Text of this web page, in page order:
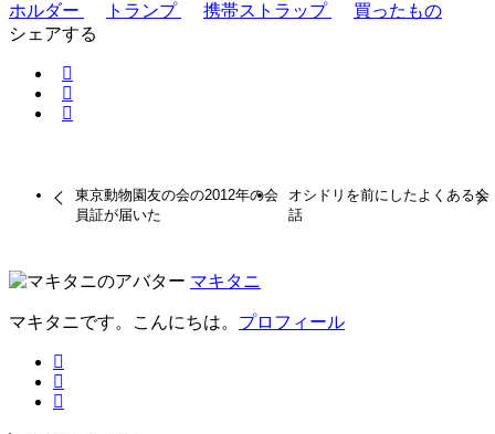
ホルダー
トランプ 携帯ストラップ
買ったもの
シェアする
東京動物園友の会の2012年の会
員証が届いた
オシドリを前にしたよくある会
話
マキタニ
マキタニです。こんにちは。 プロフィール